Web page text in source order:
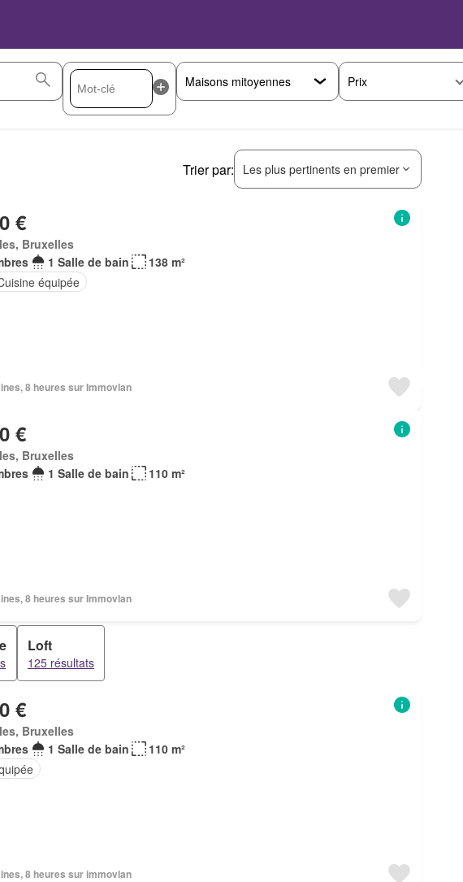
Prix
Trier par: Les plus pertinents en premier
€
Bruxelles
1 Salle de bain
138 m²
équipée
8 heures sur Immovlan
€
Bruxelles
1 Salle de bain 110 m²
8 heures sur Immovlan
Loft
125 résultats
€
Bruxelles
1 Salle de bain
110 m²
8 heures sur immovlan